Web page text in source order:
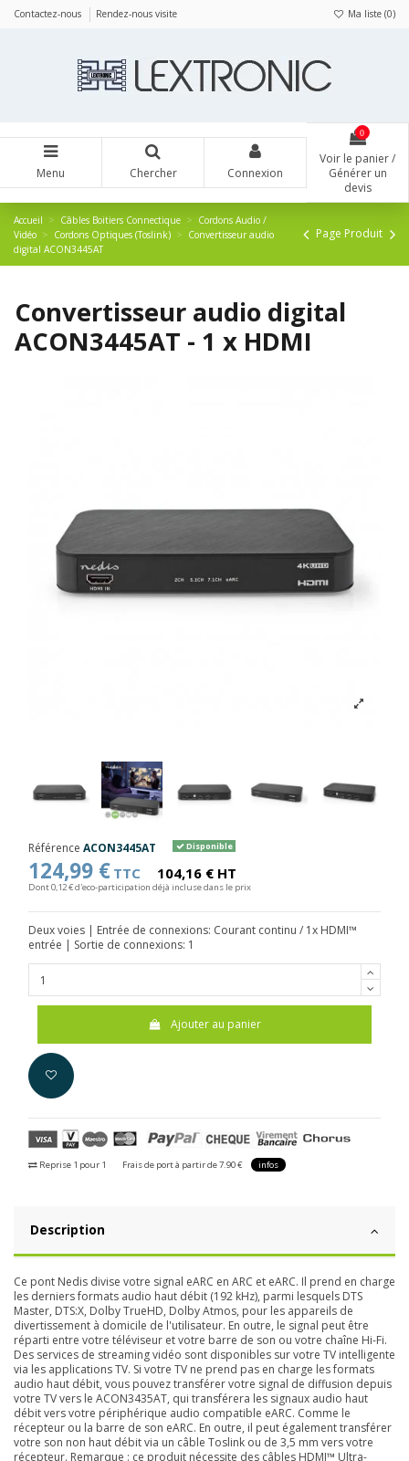
Contactez-nous Rendez-nous visite Ma liste (0)
Menu Chercher Connexion
0
Voir le panier /
Générer un
devis
Accueil Câbles Boitiers Connectique
Cordons Audio /
Vidéo
Cordons Optiques (Toslink)
Convertisseur audio
digital ACON3445AT
Page Produit
Convertisseur audio digital
ACON3445AT - 1 x HDMI
Référence ACON3445AT Disponible
124,99 € TTC 104,16 € HT
Dont 0,12 € d'eco-participation déjà incluse dans le prix
Deux voies | Entrée de connexions: Courant continu / 1x HDMI™
entrée | Sortie de connexions: 1
Ajouter au panier
Reprise 1 pour 1 Frais de port à partir de 7.90 € infos
Description
Ce pont Nedis divise votre signal eARC en ARC et eARC. Il prend en charge
les derniers formats audio haut débit (192 kHz), parmi lesquels DTS
Master, DTS:X, Dolby TrueHD, Dolby Atmos, pour les appareils de
divertissement à domicile de l'utilisateur. En outre, le signal peut être
réparti entre votre téléviseur et votre barre de son ou votre chaîne Hi-Fi.
Des services de streaming vidéo sont disponibles sur votre TV intelligente
via les applications TV. Si votre TV ne prend pas en charge les formats
audio haut débit, vous pouvez transférer votre signal de diffusion depuis
votre TV vers le ACON3435AT, qui transférera les signaux audio haut
débit vers votre périphérique audio compatible eARC. Comme le
récepteur ou la barre de son eARC. En outre, il peut également transférer
votre son non haut débit via un câble Toslink ou de 3,5 mm vers votre
récepteur. Remarque : ce produit nécessite des câbles HDMI™ Ultra-
Panneau de gestion des cookies